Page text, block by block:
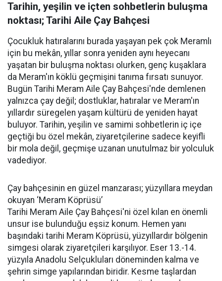
Tarihin, yeşilin ve içten sohbetlerin buluşma
noktası; Tarihi Aile Çay Bahçesi
Çocukluk hatıralarını burada yaşayan pek çok Meramlı
için bu mekân, yıllar sonra yeniden aynı heyecanı
yaşatan bir buluşma noktası olurken, genç kuşaklara
da Meram'ın köklü geçmişini tanıma fırsatı sunuyor.
Bugün Tarihi Meram Aile Çay Bahçesi'nde demlenen
yalnızca çay değil; dostluklar, hatıralar ve Meram'ın
yıllardır süregelen yaşam kültürü de yeniden hayat
buluyor. Tarihin, yeşilin ve samimi sohbetlerin iç içe
geçtiği bu özel mekân, ziyaretçilerine sadece keyifli
bir mola değil, geçmişe uzanan unutulmaz bir yolculuk
vadediyor.
Çay bahçesinin en güzel manzarası; yüzyıllara meydan
okuyan ‘Meram Köprüsü’
Tarihi Meram Aile Çay Bahçesi'ni özel kılan en önemli
unsur ise bulunduğu eşsiz konum. Hemen yanı
başındaki tarihi Meram Köprüsü, yüzyıllardır bölgenin
simgesi olarak ziyaretçileri karşılıyor. Eser 13.-14.
yüzyıla Anadolu Selçukluları döneminden kalma ve
şehrin simge yapılarından biridir. Kesme taşlardan